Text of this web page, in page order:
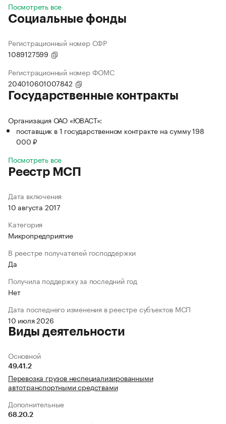
Посмотреть все
Социальные фонды
Регистрационный номер СФР
1089127599
Регистрационный номер ФОМС
204010601007842
Государственные контракты
Организация ОАО «ЮВАСТ»:
поставщик в 1 государственном контракте на сумму 198
000 ₽
Посмотреть все
Реестр МСП
Дата включения
10 августа 2017
Категория
Микропредприятие
В реестре получателей господдержки
Да
Получила поддержку за последний год
Нет
Дата последнего изменения в реестре субъектов МСП
10 июля 2026
Виды деятельности
Основной
49.41.2
Перевозка грузов неспециализированными
автотранспортными средствами
Дополнительные
68.20.2